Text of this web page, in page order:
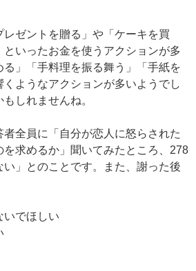
ゼントを贈る」や「ケーキを買
といったお金を使うアクションが多
る」「手料理を振る舞う」「手紙を
ようなアクションが多いようでし
しれませんね。
全員に「自分が恋人に怒らされた
求めるか」聞いてみたところ、278
い」とのことです。また、謝った後
いでほしい